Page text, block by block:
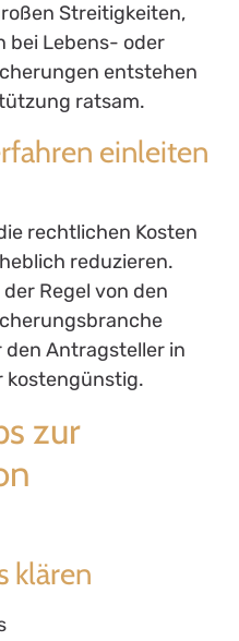
Streitigkeiten,
bei Lebens- oder
entstehen
ratsam.
einleiten
rechtlichen Kosten
reduzieren.
Regel von den
Antragsteller in
kostengünstig.
zur
klären